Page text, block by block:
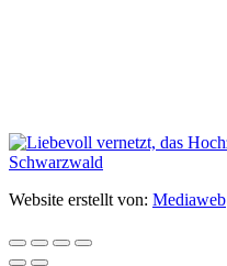
Website erstellt von: Mediaweb